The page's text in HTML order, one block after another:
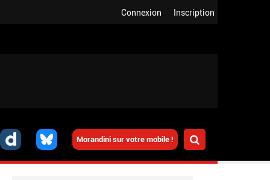
Inscription
Connexion
Morandini sur votre mobile !